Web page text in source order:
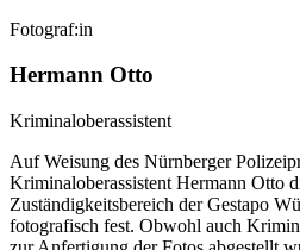
Fotograf:in
Hermann Otto
Kriminaloberassistent
Auf Weisung des Nürnberger
Kriminaloberassistent Hermann Otto
Zuständigkeitsbereich der Gestapo
fotografisch fest. Obwohl auch